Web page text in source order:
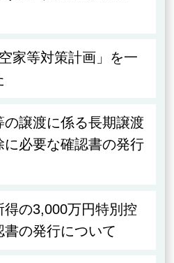
家等対策計画」を一
譲渡に係る長期譲渡
に必要な確認書の発行
得の3,000万円特別控
書の発行について